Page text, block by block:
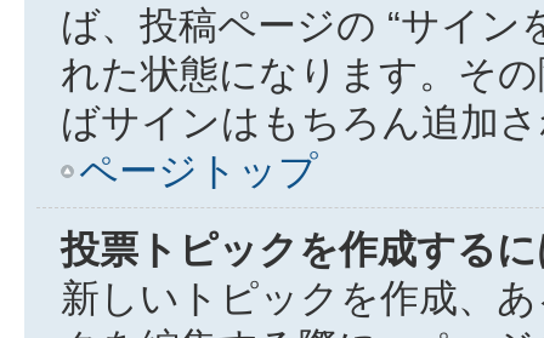
ば、投稿ページの “サイン
れた状態になります。そ
ばサインはもちろん追加
ページトップ
投票トピックを作成する
新しいトピックを作成、